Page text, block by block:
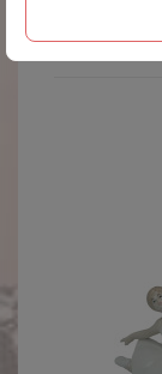
INNE